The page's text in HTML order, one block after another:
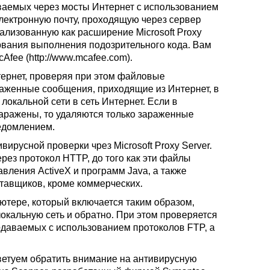
через мосты Интернет с использованием
почту, проходящую через сервер
как расширение Microsoft Proxy
выполнения подозрительного кода. Вам
(http://www.mcafee.com).
проверяя при этом файловые
сообщения, приходящие из Интернет, в
сети в сеть Интернет. Если в
то удаляются только зараженные
проверки чрез Microsoft Proxy Server.
протокол HTTP, до того как эти файлы
ActiveX и программ Java, а также
кроме коммерческих.
который включается таким образом,
сеть и обратно. При этом проверяется
с использованием протоколов FTP, а
обратить внимание на антивирусную